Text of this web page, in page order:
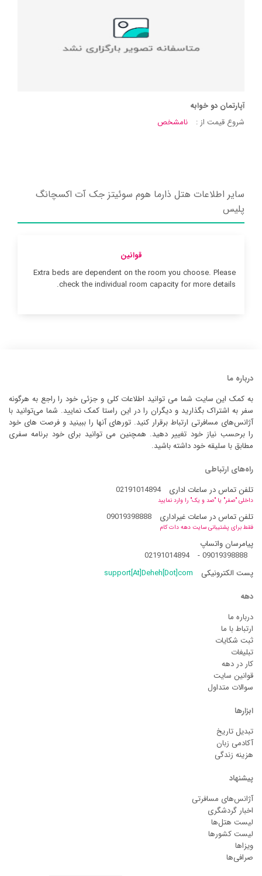
آپارتمان دو خوابه
شروع قیمت از :
نامشخص
سایر اطلاعات هتل ذارما هوم سوئیتز جک آت اکسچانگ
پلیس
قوانین
Extra beds are dependent on the room you choose. Please
check the individual room capacity for more details.
درباره ما
به کمک این سایت شما می توانید اطلاعات کلی و جزئی خود را راجع به هرگونه
سفر به اشتراک بگذارید و دیگران را در این راستا کمک نمایید. شما می‌توانید با
آژانس‌های مسافرتی ارتباط برقرار کنید. تورهای آنها را ببینید و فرصت های خود
را برحسب نیاز خود تغییر دهید. همچنین می توانید برای خود برنامه سفری
مطابق با سلیقه خود داشته باشید.
راه‌های ارتباطی
تلفن تماس در ساعات اداری
02191014894
داخلی "صفر" یا "صد و یک" را وارد نمایید
تلفن تماس در ساعات غیراداری 09019398888
فقط برای پشتیبانی سایت دهه دات کام
پیامرسان واتساپ
09019398888
-
02191014894
پست الکترونیکی
support[At]Deheh[Dot]com
دهه
درباره ما
ارتباط با ما
ثبت شکایات
تبلیغات
کار در دهه
قوانین سایت
سوالات متداول
ابزارها
تبدیل تاریخ
آکادمی زبان
هزینه زندگی
پیشنهاد
آژانس‌های مسافرتی
اخبار گردشگری
لیست هتل‌ها
لیست کشورها
ویزاها
صرافی‌ها